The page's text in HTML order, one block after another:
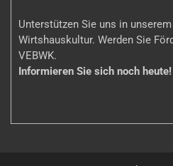
Unterstützen Sie uns in
Wirtshauskultur. Werden Sie
VEBWK.
Informieren Sie sich noch heute!